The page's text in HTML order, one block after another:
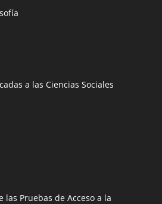
a las Ciencias Sociales
las Pruebas de Acceso a la